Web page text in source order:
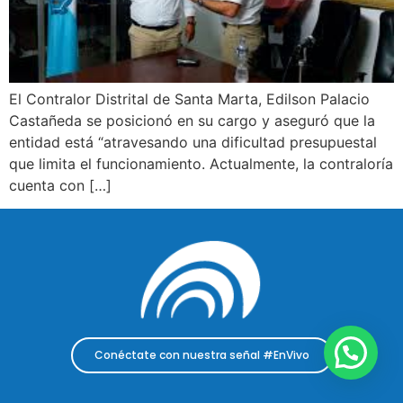
El Contralor Distrital de Santa Marta, Edilson Palacio
Castañeda se posicionó en su cargo y aseguró que la
entidad está “atravesando una dificultad presupuestal
que limita el funcionamiento. Actualmente, la contraloría
cuenta con […]
Conéctate con nuestra señal #EnVivo